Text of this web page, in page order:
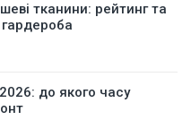
тканини: рейтинг та
до якого часу